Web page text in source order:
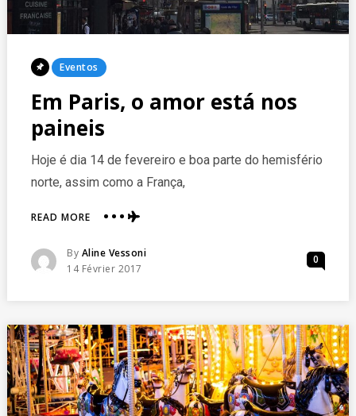
Posted
Eventos
Em Paris, o amor está nos
paineis
Hoje é dia 14 de fevereiro e boa parte do hemisfério
norte, assim como a França,
READ MOREABOUT
PARIS,
O
PAINEIS
Posted
By Aline Vessoni
Posted
14 Février 2017
0